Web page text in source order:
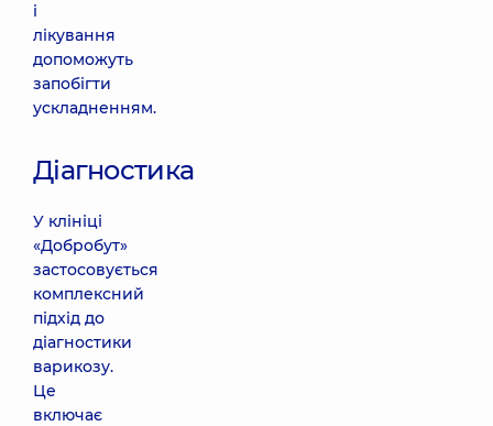
і
лікування
допоможуть
запобігти
ускладненням.
Діагностика
У клініці
«Добробут»
застосовується
комплексний
підхід до
діагностики
варикозу.
Це
включає